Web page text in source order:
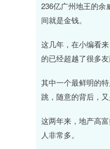
236亿广州地王的余
间就是金钱。
这几年，在小编看
的已经超越了很多友
其中一个最鲜明的
跳，随意的背后，
这两年来，地产高
人非常多。